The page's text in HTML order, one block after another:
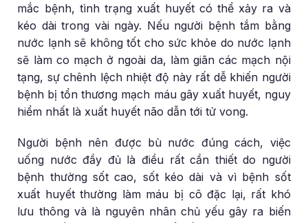
mắc bệnh, tình trạng xuất huyết có thể xảy ra và
kéo dài trong vài ngày. Nếu người bệnh tắm bằng
nước lạnh sẽ không tốt cho sức khỏe do nước lạnh
sẽ làm co mạch ở ngoài da, làm giãn các mạch nội
tạng, sự chênh lệch nhiệt độ này rất dễ khiến người
bệnh bị tổn thương mạch máu gây xuất huyết, nguy
hiểm nhất là xuất huyết não dẫn tới tử vong.
Người bệnh nên được bù nước đúng cách, việc
uống nước đầy đủ là điều rất cần thiết do người
bệnh thường sốt cao, sốt kéo dài và vì bệnh sốt
xuất huyết thường làm máu bị cô đặc lại, rất khó
lưu thông và là nguyên nhân chủ yếu gây ra biến